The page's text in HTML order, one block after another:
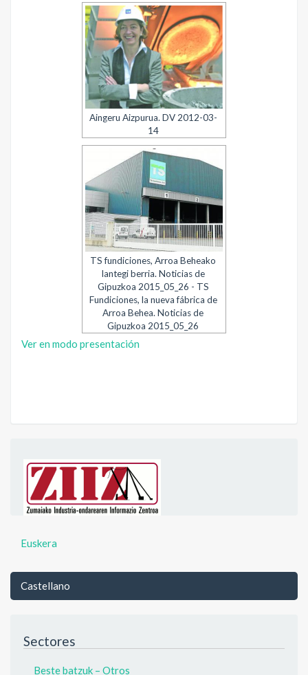
Aingeru Aizpurua. DV 2012-03-
14
TS fundiciones, Arroa Beheako
lantegi berria. Noticias de
Gipuzkoa 2015_05_26 - TS
Fundiciones, la nueva fábrica de
Arroa Behea. Noticias de
Gipuzkoa 2015_05_26
Ver en modo presentación
Euskera
Castellano
Sectores
Beste batzuk – Otros